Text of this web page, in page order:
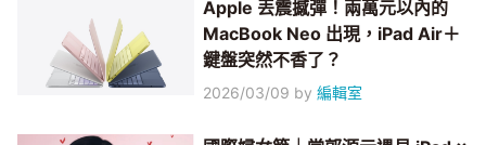
Apple 丟震撼彈！兩萬元以內的
MacBook Neo 出現，iPad Air＋
鍵盤突然不香了？
2026/03/09 by編輯室